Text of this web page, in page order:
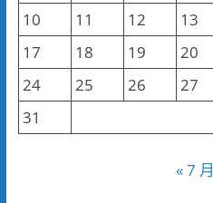
10
11 12 13
17
18 19 20
24
25 26 27
31
« 7 月